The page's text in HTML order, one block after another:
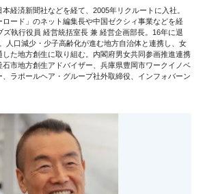
経済新聞社などを経て、2005年リクルートに入社。
ード」のネット編集長や中国ゼクシィ事業などを経
執行役員 経営統括室長 兼 経営企画部長。16年に退
人口減少・少子高齢化が進む地方自治体と連携し、女
た地方創生に取り組む。内閣府男女共同参画推進連携
市地方創生アドバイザー、兵庫県豊岡市ワークイノベ
ラポールヘア・グループ社外取締役、インフォバーン